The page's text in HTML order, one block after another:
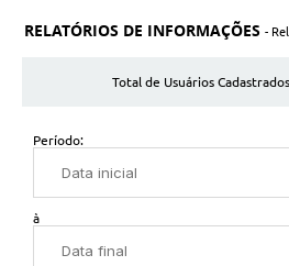
RELATÓRIOS DE INFORMAÇÕES -
Total de Usuários
Período:
à